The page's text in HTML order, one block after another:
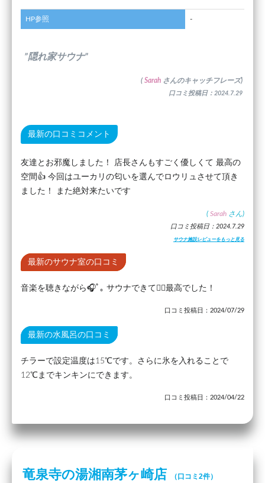
HP参照 -
”隠れ家サウナ”
( Sarah さんのキャッチフレーズ)
口コミ投稿日：2024.7.29
最新の口コミコメント
友達とお邪魔しました！ 店長さんもすごく優しくて 最高の
空間👍 今回はユーカリの匂いを選んでロウリュさせて頂き
ました！ また絶対来たいです
( Sarah さん)
口コミ投稿日：2024.7.29
サウナ施設レビューをもっと見る
最新のサウナ室の口コミ
音楽を聴きながら🎧ﾟ｡ サウナできて🧖‍♀️最高でした！
口コミ投稿日：2024/07/29
最新の水風呂の口コミ
チラーで設定温度は15℃です。さらに氷を入れることで
12℃までキンキンにできます。
口コミ投稿日：2024/04/22
竜泉寺の湯湘南茅ヶ崎店 （口コミ2件）